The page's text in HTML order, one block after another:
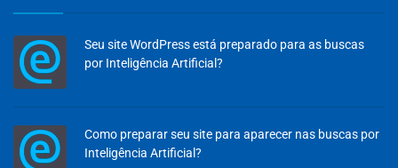
Seu site WordPress está preparado para as buscas
por Inteligência Artificial?
Como preparar seu site para aparecer nas buscas por
Inteligência Artificial?